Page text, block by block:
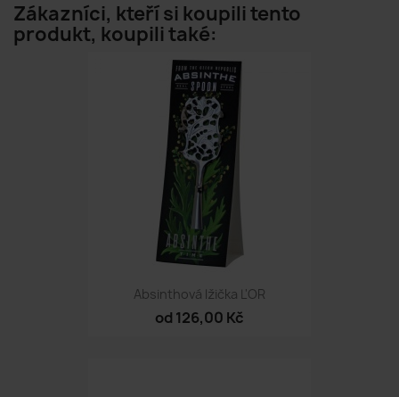
Zákazníci, kteří si koupili tento
produkt, koupili také:
Absinthová lžička L'OR
od 126,00 Kč